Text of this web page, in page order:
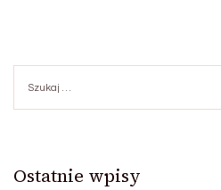
Ostatnie wpisy